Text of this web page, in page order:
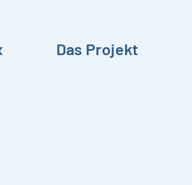
Das Projekt